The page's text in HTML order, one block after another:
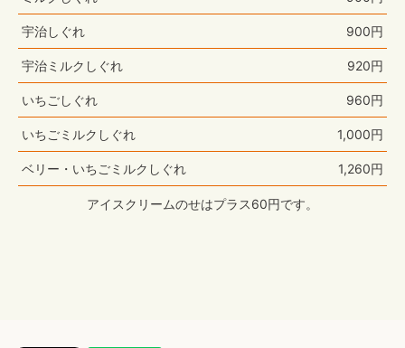
宇治しぐれ 900円
宇治ミルクしぐれ 920円
いちごしぐれ 960円
いちごミルクしぐれ 1,000円
ベリー・いちごミルクしぐれ 1,260円
アイスクリームのせはプラス60円です。